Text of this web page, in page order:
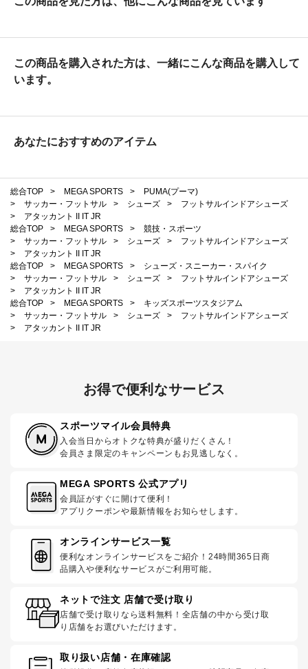
この商品を購入された方は、一緒にこんな商品を購入して
います。
あなたにおすすめのアイテム
総合TOP > MEGA SPORTS >
PUMA(プーマ)
>
サッカー・フットサル > シューズ >
フットサルインドアシューズ
>
アタッカント II IT JR
総合TOP
> MEGA SPORTS >
競技・スポーツ
>
サッカー・フットサル > シューズ >
フットサルインドアシューズ
>
アタッカント II IT JR
総合TOP
> MEGA SPORTS >
シューズ・スニーカー・スパイク
>
サッカー・フットサル > シューズ >
フットサルインドアシューズ
>
アタッカント II IT JR
総合TOP
> MEGA SPORTS >
キッズスポーツスタジアム
>
サッカー・フットサル > シューズ >
フットサルインドアシューズ
>
アタッカント II IT JR
お得で便利なサービス
スポーツマイル会員特典
入会当日からオトクな特典が盛りだくさん！
会員さま限定のキャンペーンもお見逃しなく。
MEGA SPORTS 公式アプリ
会員証がすぐに開けて便利！
アプリクーポンや最新情報をお知らせします。
オンラインサービス一覧
便利なオンラインサービスをご紹介！24時間365日商
品購入や便利なサービスがご利用可能。
ネットで注文 店舗で受け取り
店舗で受け取りなら送料無料！全店舗の中から受け取
り店舗をお選びいただけます。
取り扱い店舗・在庫確認